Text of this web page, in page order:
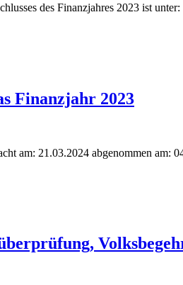
des Finanzjahres 2023 ist
Finanzjahr 2023
am: 21.03.2024 abgenommen am: